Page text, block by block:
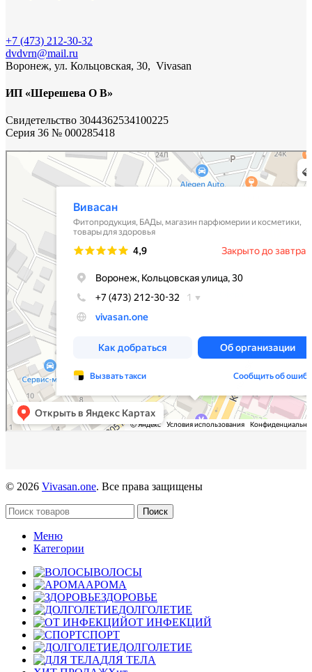
+7 (473) 212-30-32
dvdvrn@mail.ru
Воронеж, ул. Кольцовская, 30, Vivasan
ИП «Шерешева О В»
Свидетельство 3044362534100225
Cерия 36 № 000285418
Магазин парфюмерии и косметики в Воронеже
Фитопродукция, БАДы в Воронеже
© 2026 Vivasan.one. Все права защищены
Поиск
Меню
Категории
ВОЛОСЫ
АРОМА
ЗДОРОВЬЕ
ДОЛГОЛЕТИЕ
ОТ ИНФЕКЦИЙ
СПОРТ
ДОЛГОЛЕТИЕ
ДЛЯ ТЕЛА